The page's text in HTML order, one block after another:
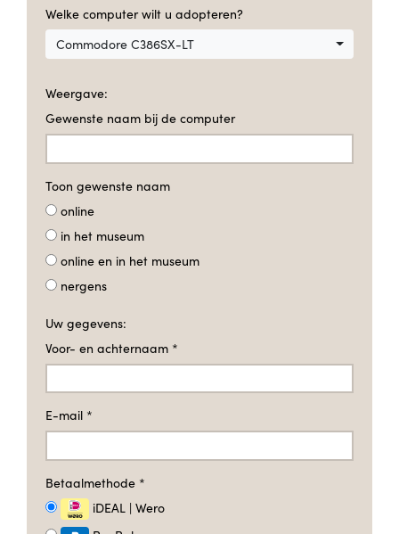
Welke computer wilt u adopteren?
Commodore C386SX-LT
Weergave:
Gewenste naam bij de computer
Toon gewenste naam
online
in het museum
online en in het museum
nergens
Uw gegevens:
Voor- en achternaam *
E-mail *
Betaalmethode *
iDEAL | Wero